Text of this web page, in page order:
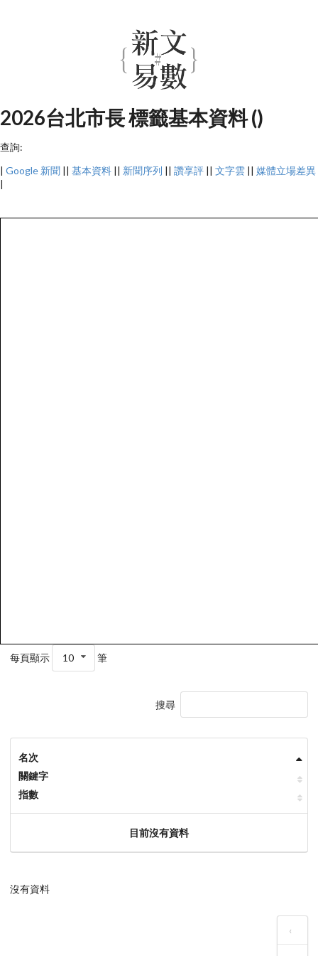
2026台北市長 標籤基本資料 ()
查詢:
| Google 新聞 || 基本資料 || 新聞序列 || 讚享評 || 文字雲 || 媒體立場差異
|
每頁顯示 10 筆
搜尋
名次
關鍵字
指數
目前沒有資料
沒有資料
‹